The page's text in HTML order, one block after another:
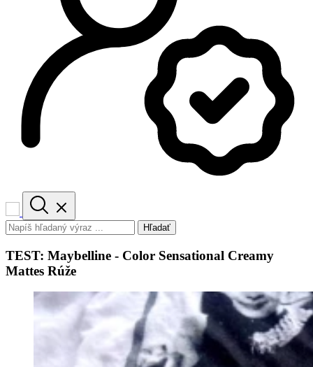
Hľadať
TEST: Maybelline - Color Sensational Creamy
Mattes Rúže